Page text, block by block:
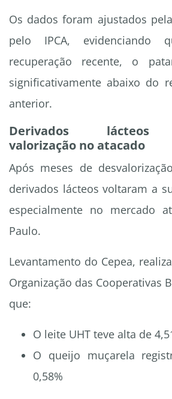
Os dados foram ajustados
pelo IPCA, evidenciando
recuperação recente, o
significativamente abaixo do
anterior.
Derivados lácteos
valorização no atacado
Após meses de
derivados lácteos voltaram a
especialmente no mercado
Paulo.
Levantamento do Cepea,
Organização das Cooperativas
que:
O leite UHT teve alta de
O queijo muçarela
0,58%